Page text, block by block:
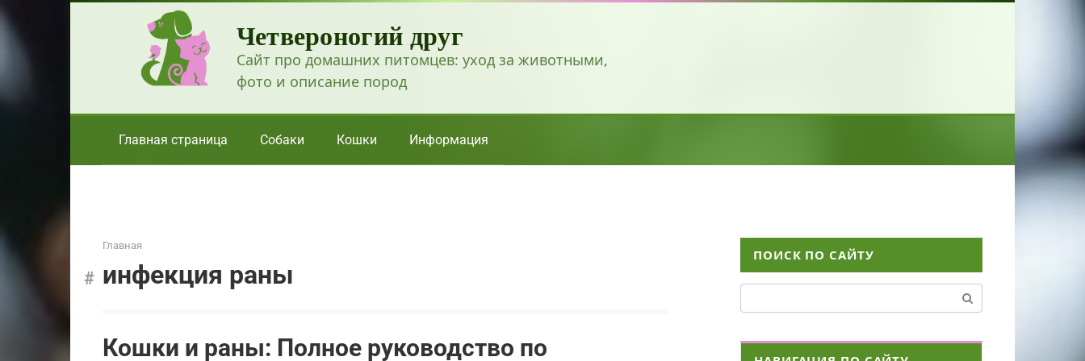
Перейти
Четвероногий друг
Сайт про домашних питомцев: уход за животными,
фото и описание пород
Главная страница Собаки Кошки Информация
Главная
инфекция раны
Кошки и раны: Полное руководство по
ПОИСК ПО САЙТУ